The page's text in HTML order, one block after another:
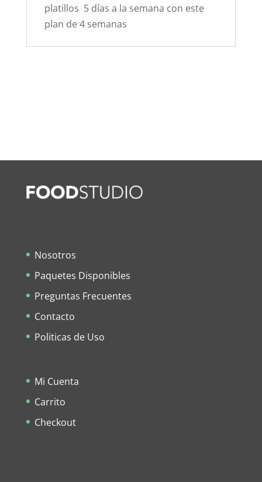
platillos 5 días a la semana con este
plan de 4 semanas
Nosotros
Paquetes Disponibles
Preguntas Frecuentes
Contacto
Politicas de Uso
Mi Cuenta
Carrito
Checkout